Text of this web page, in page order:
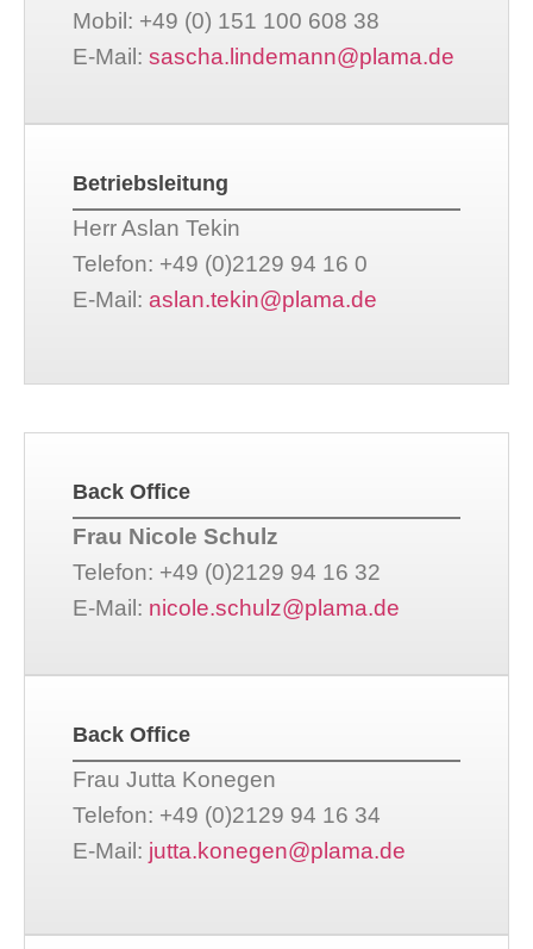
Mobil: +49 (0) 151 100 608 38
E-Mail: sascha.lindemann@plama.de
Betriebsleitung
Herr Aslan Tekin
Telefon: +49 (0)2129 94 16 0
E-Mail: aslan.tekin@plama.de
Back Office
Frau Nicole Schulz
Telefon: +49 (0)2129 94 16 32
E-Mail: nicole.schulz@plama.de
Back Office
Frau Jutta Konegen
Telefon: +49 (0)2129 94 16 34
E-Mail: jutta.konegen@plama.de